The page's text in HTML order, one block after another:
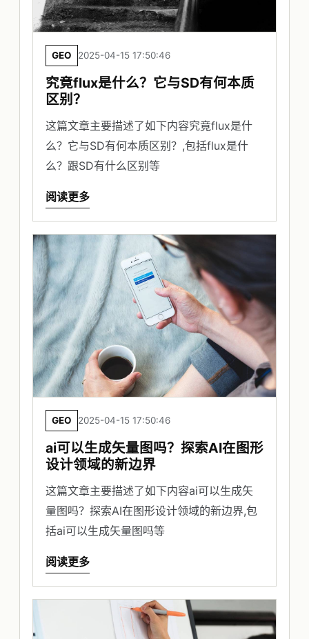
GEO 2025-04-15 17:50:46
究竟flux是什么？它与SD有何本质
区别？
这篇文章主要描述了如下内容究竟flux是什
么？它与SD有何本质区别？,包括flux是什
么？跟SD有什么区别等
阅读更多
GEO 2025-04-15 17:50:46
ai可以生成矢量图吗？探索AI在图形
设计领域的新边界
这篇文章主要描述了如下内容ai可以生成矢
量图吗？探索AI在图形设计领域的新边界,包
括ai可以生成矢量图吗等
阅读更多